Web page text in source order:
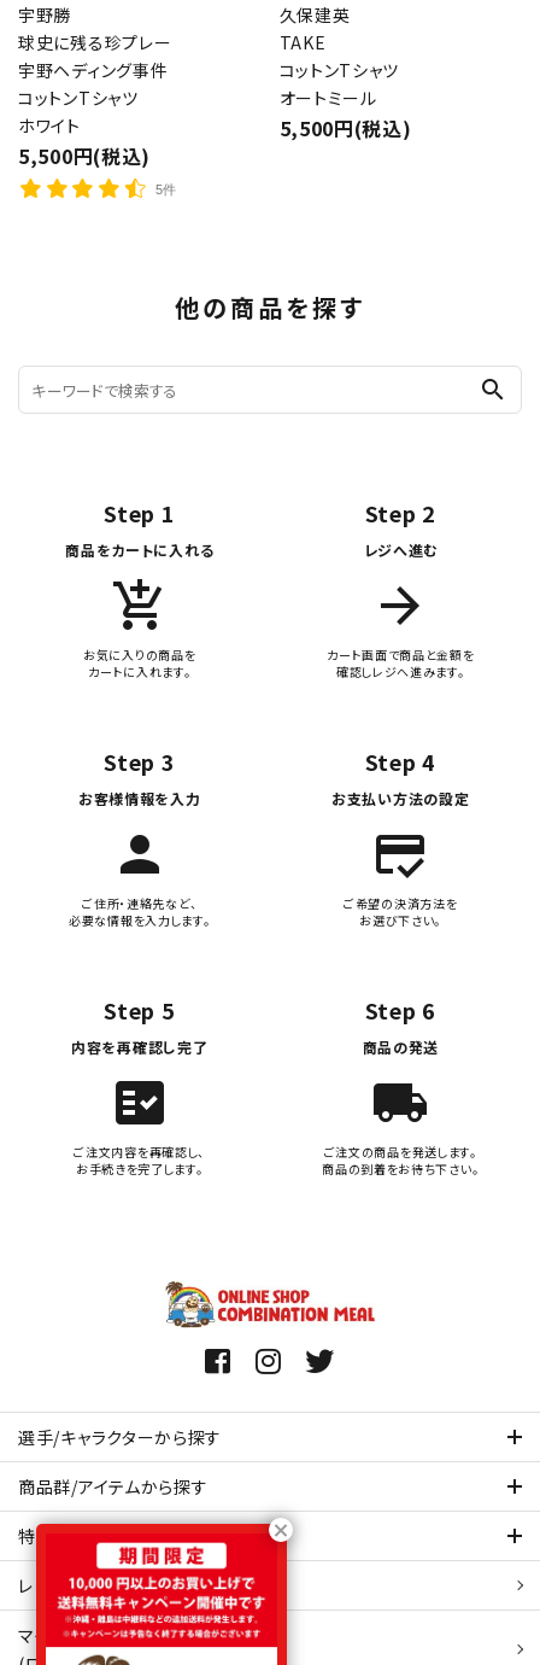
宇野勝
球史に残る珍プレー
宇野ヘディング事件
コットンTシャツ
ホワイト
5,500円(税込)
5件
久保建英
TAKE
コットンTシャツ
オートミール
5,500円(税込)
他の商品を探す
search
Step 1
商品をカートに入れる
add_shopping_cart
お気に入りの商品を
カートに入れます。
Step 2
レジへ進む
arrow_forward
カート画面で商品と金額を
確認しレジへ進みます。
Step 3
お客様情報を入力
person
ご住所・連絡先など、
必要な情報を入力します。
Step 4
お支払い方法の設定
credit_score
ご希望の決済方法を
お選び下さい。
Step 5
内容を再確認し完了
fact_check
ご注文内容を再確認し、
お手続きを完了します。
Step 6
商品の発送
local_shipping
ご注文の商品を発送します。
商品の到着をお待ち下さい。
選手/キャラクターから探す
商品群/アイテムから探す
特集ページを見てみる
レビュー・口コミ 一覧ページ
マイアカウント